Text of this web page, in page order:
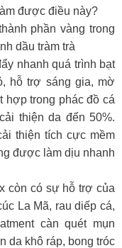
được điều này?
phần vàng trong
dầu tràm trà
nhanh quá trình bạt
hỗ trợ sáng gia, mờ
hợp trong phác đồ cá
thiện da đến 50%.
thiện tích cực mềm
được làm dịu nhanh
còn có sự hỗ trợ của
La Mã, rau diếp cá,
càn quét mụn
da khô ráp, bong tróc